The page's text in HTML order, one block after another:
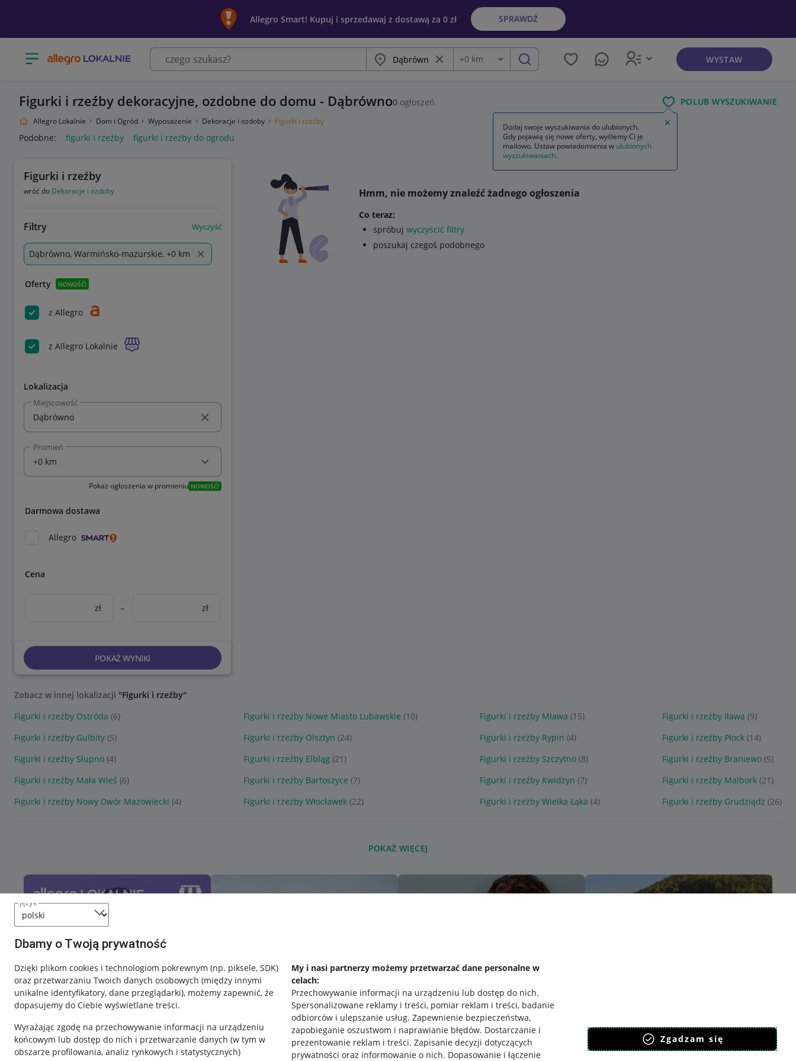
język
Dbamy o Twoją prywatność
Dzięki plikom cookies i technologiom pokrewnym (np. piksele, SDK)
oraz przetwarzaniu Twoich danych osobowych (między innymi
unikalne identyfikatory, dane przeglądarki), możemy zapewnić, że
dopasujemy do Ciebie wyświetlane treści.
Wyrażając zgodę na przechowywanie informacji na urządzeniu
końcowym lub dostęp do nich i przetwarzanie danych (w tym w
obszarze profilowania, analiz rynkowych i statystycznych)
My i nasi partnerzy możemy przetwarzać dane personalne w
celach:
Przechowywanie informacji na urządzeniu lub dostęp do nich.
Spersonalizowane reklamy i treści, pomiar reklam i treści, badanie
odbiorców i ulepszanie usług. Zapewnienie bezpieczeństwa,
zapobieganie oszustwom i naprawianie błędów. Dostarczanie i
prezentowanie reklam i treści. Zapisanie decyzji dotyczących
prywatności oraz informowanie o nich. Dopasowanie i łączenie
Zgadzam się
Allegro Smart! Kupuj i sprzedawaj z dostawą za 0 zł SPRAWDŹ
Otwórz menu z kategoriami Miasto Wyczyść frazę
Odległość
+0 km szukaj WYSTAW
Figurki i rzeźby dekoracyjne, ozdobne do domu - Dąbrówno0 ogłoszeń POLUB WYSZUKIWANIE
Allegro Lokalnie Dom i Ogród Wyposażenie Dekoracje i ozdoby Figurki i rzeźby
Podobne: figurki i rzeźby figurki i rzeźby do ogrodu
Figurki i rzeźby
wróć do Dekoracje i ozdoby
Filtry Wyczyść
Dąbrówno, Warmińsko-mazurskie, +0 km
Oferty NOWOŚĆ!
z Allegro
z Allegro Lokalnie
Lokalizacja
Miejscowość
Promień
Pokaż ogłoszenia w promieniu NOWOŚĆ!
Darmowa dostawa
Allegro
Cena
zł – zł
POKAŻ WYNIKI
Hmm, nie możemy znaleźć żadnego ogłoszenia
Co teraz:
spróbuj wyczyścić filtry
poszukaj czegoś podobnego
Zobacz w innej lokalizacji "Figurki i rzeźby"
Figurki i rzeźby Ostróda (6) Figurki i rzeźby Nowe Miasto Lubawskie (10) Figurki i rzeźby Mława (15) Figurki i rzeźby Iława (9)
Figurki i rzeźby Gulbity (5) Figurki i rzeźby Olsztyn (24) Figurki i rzeźby Rypin (4) Figurki i rzeźby Płock (14)
Figurki i rzeźby Słupno (4) Figurki i rzeźby Elbląg (21) Figurki i rzeźby Szczytno (8) Figurki i rzeźby Braniewo (5)
Figurki i rzeźby Mała Wieś (6) Figurki i rzeźby Bartoszyce (7) Figurki i rzeźby Kwidzyn (7) Figurki i rzeźby Malbork (21)
Figurki i rzeźby Nowy Dwór Mazowiecki (4) Figurki i rzeźby Włocławek (22) Figurki i rzeźby Wielka Łąka (4) Figurki i rzeźby Grudziądz (26)
POKAŻ WIĘCEJ
Dodaj swoje wyszukiwania do ulubionych.
Gdy pojawią się nowe oferty, wyślemy Ci je
mailowo. Ustaw powiadomienia w ulubionych
wyszukiwaniach.
Zamknij wskazówkę